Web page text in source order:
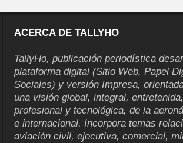
ACERCA DE TALLYHO
TallyHo, publicación periodística
plataforma digital (Sitio Web, Papel
Sociales) y versión Impresa,
una visión global, integral,
profesional y tecnológica, de la
e internacional. Incorpora temas
aviación civil, ejecutiva, comercial,